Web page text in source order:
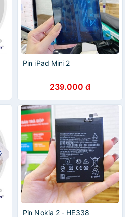
Pin iPad Mini 2
239.000 đ
Pin Nokia 2 - HE338